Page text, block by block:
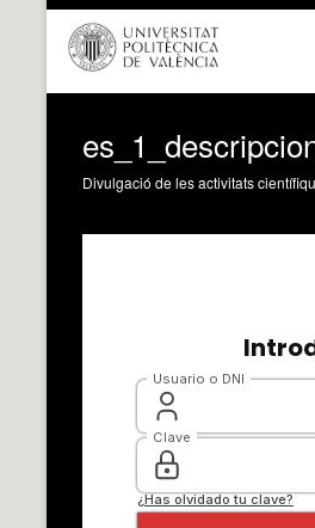
Divulgació de les activitats